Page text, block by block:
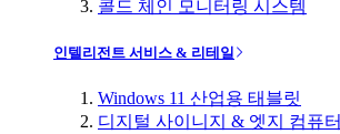
콜드 체인 모니터링 시스템
인텔리전트 서비스 & 리테일
Windows 11 산업용 태블릿
디지털 사이니지 & 엣지 컴퓨터